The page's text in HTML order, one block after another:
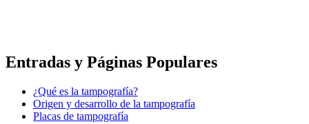
Entradas y Páginas Populares
¿Qué es la tampografía?
Origen y desarrollo de la tampografía
Placas de tampografía